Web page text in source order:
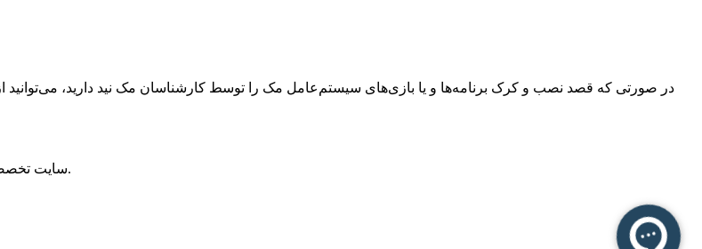
در صورتی که قصد نصب و کرک برنامه‌ها و یا بازی‌های سیستم‌عامل مک را توسط کارشناسان مک نید دارید، می‌توانید
سایت تخصصی مک نید اولین مرجع سیستم‌عامل مک و برترین منبع دستگاه‌های اپل در ایران است.